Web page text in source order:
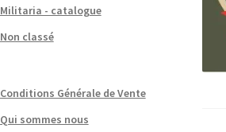
Militaria - catalogue
Non classé
Conditions Générale de Vente
Qui sommes nous